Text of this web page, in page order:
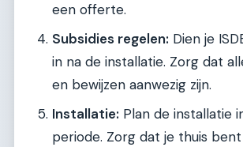
een offerte.
Subsidies regelen: Dien je
in na de installatie. Zorg dat
en bewijzen aanwezig zijn.
Installatie: Plan de installatie
periode. Zorg dat je thuis